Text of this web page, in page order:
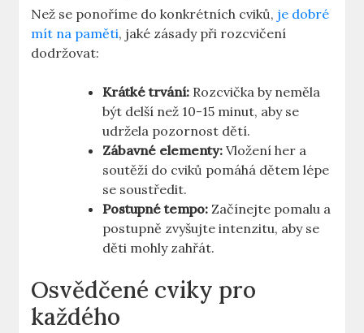
Než se ponoříme do konkrétních cviků, je dobré
mít na paměti, jaké zásady při rozcvičení
dodržovat:
Krátké trvání: Rozcvička by neměla
být delší než 10-15 minut, aby se
udržela pozornost dětí.
Zábavné elementy: Vložení her a
soutěží do cviků pomáhá dětem lépe
se soustředit.
Postupné tempo: Začínejte pomalu a
postupně zvyšujte intenzitu, aby se
děti mohly zahřát.
Osvědčené cviky pro
každého